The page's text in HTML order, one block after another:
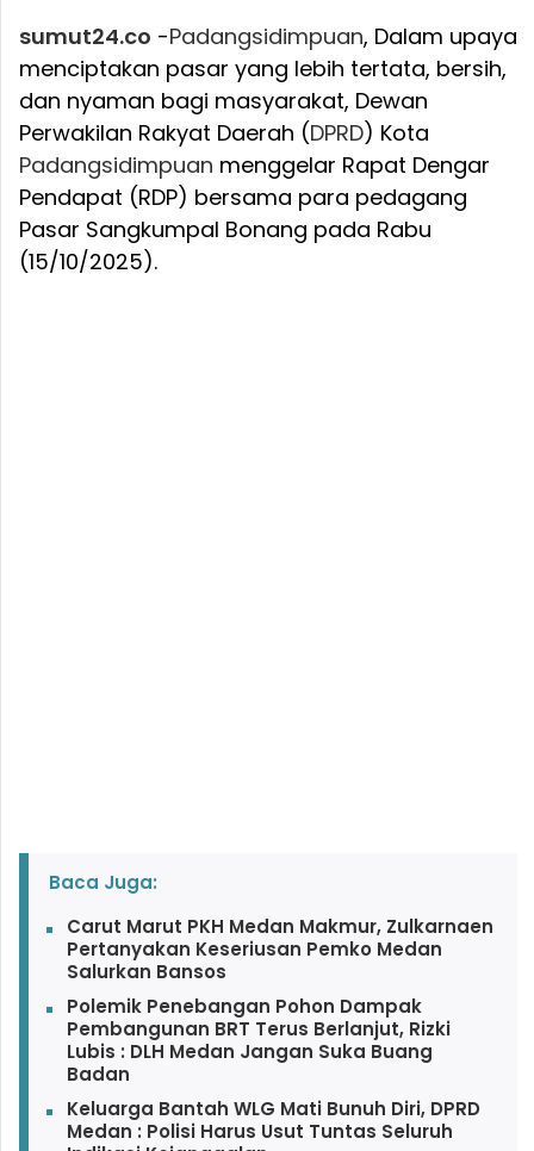
sumut24.co -Padangsidimpuan, Dalam upaya
menciptakan pasar yang lebih tertata, bersih,
dan nyaman bagi masyarakat, Dewan
Perwakilan Rakyat Daerah (DPRD) Kota
Padangsidimpuan menggelar Rapat Dengar
Pendapat (RDP) bersama para pedagang
Pasar Sangkumpal Bonang pada Rabu
(15/10/2025).
Baca Juga:
Carut Marut PKH Medan Makmur, Zulkarnaen
Pertanyakan Keseriusan Pemko Medan
Salurkan Bansos
Polemik Penebangan Pohon Dampak
Pembangunan BRT Terus Berlanjut, Rizki
Lubis : DLH Medan Jangan Suka Buang
Badan
Keluarga Bantah WLG Mati Bunuh Diri, DPRD
Medan : Polisi Harus Usut Tuntas Seluruh